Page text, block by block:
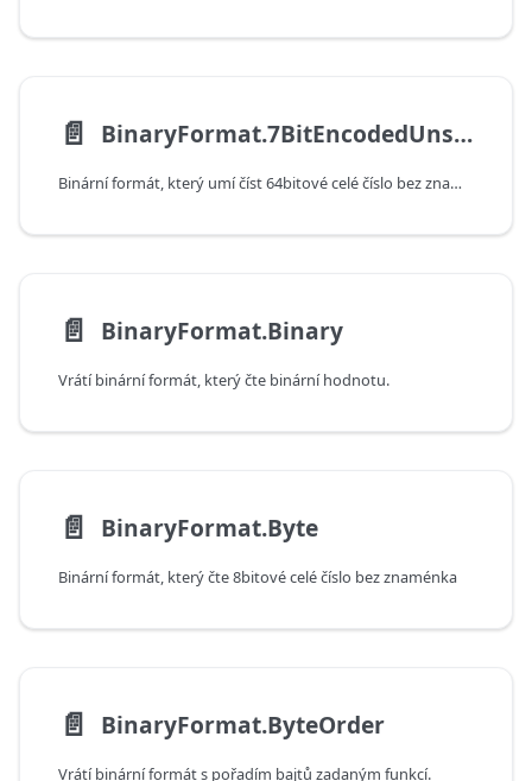
📄️ BinaryFormat.7BitEncodedUnsignedInteger
Binární formát, který umí číst 64bitové celé číslo bez znaménka kódované pomocí 7bitového kódování s proměnnou délkou
📄️ BinaryFormat.Binary
Vrátí binární formát, který čte binární hodnotu.
📄️ BinaryFormat.Byte
Binární formát, který čte 8bitové celé číslo bez znaménka
📄️ BinaryFormat.ByteOrder
Vrátí binární formát s pořadím bajtů zadaným funkcí.